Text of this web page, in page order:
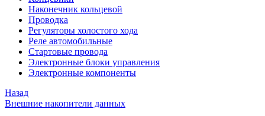
Наконечник кольцевой
Проводка
Регуляторы холостого хода
Реле автомобильные
Стартовые провода
Электронные блоки управления
Электронные компоненты
Назад
Внешние накопители данных